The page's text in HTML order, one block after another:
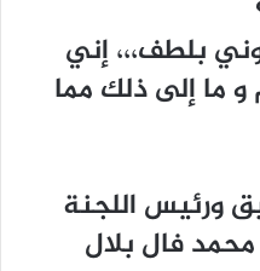
ﺑﻠﻄﻒ،،، ﺇﻧﻲ
ﻣﺎ ﺇﻟﻰ ﺫﻟﻚ ﻣﻤﺎ
ﻭﺭﺋﻴﺲ ﺍﻟﻠﺠﻨﺔ
ﻣﺤﻤﺪ ﻓﺎﻝ ﺑﻼﻝ